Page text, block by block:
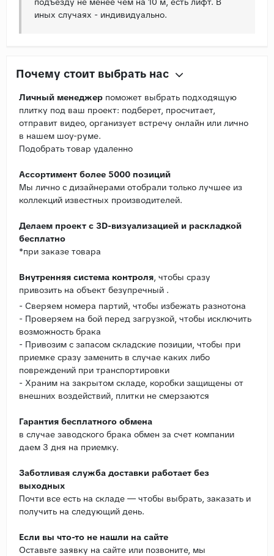
иных случаях - индивидуально.
Почему стоит выбрать нас
Личный менеджер поможет выбрать подходящую
плитку под ваш проект: подберет, просчитает,
отправит видео, организует встречу онлайн или лично
в нашем шоу-руме.
Подобрать товар удаленно
Ассортимент более 5000 позиций
Мы лично с дизайнерами отобрали только лучшее из
коллекций известных производителей.
Делаем проект с 3D-визуализацией и раскладкой
бесплатно
*при заказе товара
Внутренняя система контроля, чтобы сразу
привозить на объект безупречный .
- Сверяем номера партий, чтобы избежать разнотона
- Проверяем на бой перед загрузкой, чтобы исключить
возможность брака
- Привозим с запасом складские позиции, чтобы при
приемке сразу заменить в случае каких либо
повреждений при транспортировки
- Храним на закрытом складе, коробки защищены от
внешних воздействий, плитки не смерзаются
Гарантия бесплатного обмена
в случае заводского брака обмен за счет компании
даем 3 дня на приемку.
Заботливая служба доставки работает без
выходных
Почти все есть на складе — чтобы выбрать, заказать и
получить на следующий день.
Если вы что-то не нашли на сайте
Оставьте заявку на сайте или позвоните, мы